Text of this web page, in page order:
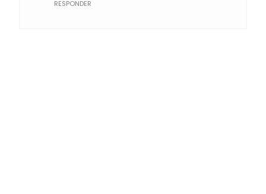
RESPONDER